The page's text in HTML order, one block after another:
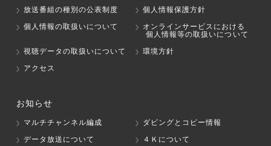
放送番組の種別の公表制度
個人情報保護方針
個人情報の取扱いについて
オンラインサービスにおける
個人情報等の取扱いについて
視聴データの取扱いについて
環境方針
アクセス
お知らせ
マルチチャンネル編成
ダビングとコピー情報
データ放送について
４Ｋについて